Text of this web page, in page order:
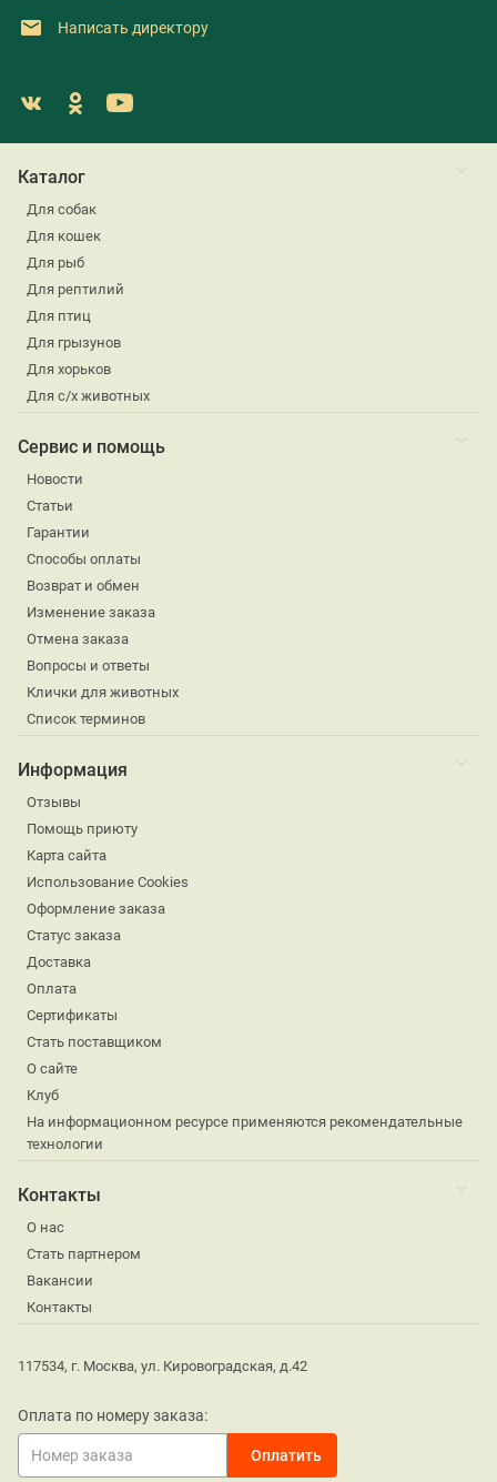
Написать директору
Каталог
Для собак
Для кошек
Для рыб
Для рептилий
Для птиц
Для грызунов
Для хорьков
Для с/х животных
Сервис и помощь
Новости
Статьи
Гарантии
Способы оплаты
Возврат и обмен
Изменение заказа
Отмена заказа
Вопросы и ответы
Клички для животных
Список терминов
Информация
Отзывы
Помощь приюту
Карта сайта
Использование Cookies
Оформление заказа
Статус заказа
Доставка
Оплата
Сертификаты
Стать поставщиком
О сайте
Клуб
На информационном ресурсе применяются рекомендательные
технологии
Контакты
О нас
Стать партнером
Вакансии
Контакты
117534, г. Москва, ул. Кировоградская, д.42
Оплата по номеру заказа: